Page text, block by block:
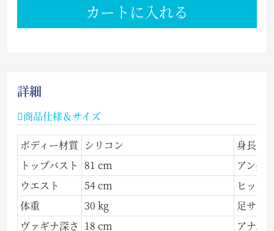
カートに入れる
詳細
商品仕様＆サイズ
ボディー材質 シリコン
身長
トップバスト 81 cm
アンダ
ウエスト
54 cm
ヒップ
体重
30 kg
足サイ
ヴァギナ深さ 18 cm
アナル